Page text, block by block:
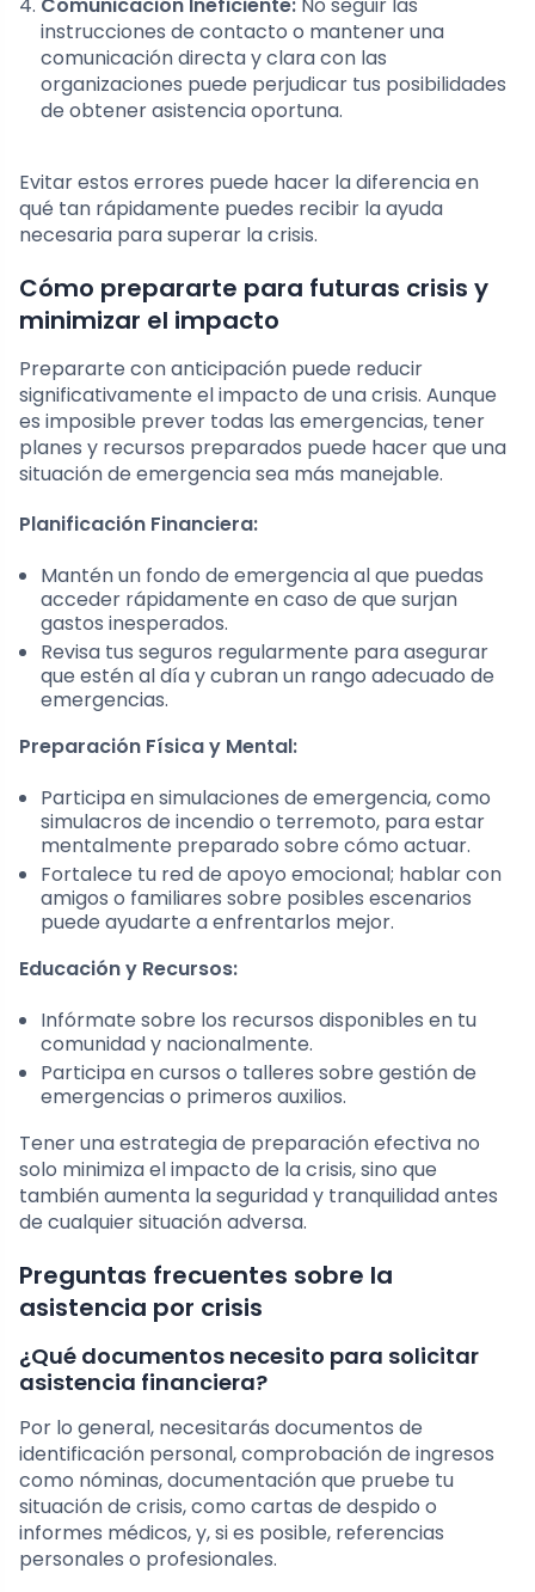
instrucciones de contacto o mantener una
comunicación directa y clara con las
organizaciones puede perjudicar tus posibilidades
de obtener asistencia oportuna.
Evitar estos errores puede hacer la diferencia en
qué tan rápidamente puedes recibir la ayuda
necesaria para superar la crisis.
Cómo prepararte para futuras crisis y
minimizar el impacto
Prepararte con anticipación puede reducir
significativamente el impacto de una crisis. Aunque
es imposible prever todas las emergencias, tener
planes y recursos preparados puede hacer que una
situación de emergencia sea más manejable.
Planificación Financiera:
Mantén un fondo de emergencia al que puedas
acceder rápidamente en caso de que surjan
gastos inesperados.
Revisa tus seguros regularmente para asegurar
que estén al día y cubran un rango adecuado de
emergencias.
Preparación Física y Mental:
Participa en simulaciones de emergencia, como
simulacros de incendio o terremoto, para estar
mentalmente preparado sobre cómo actuar.
Fortalece tu red de apoyo emocional; hablar con
amigos o familiares sobre posibles escenarios
puede ayudarte a enfrentarlos mejor.
Educación y Recursos:
Infórmate sobre los recursos disponibles en tu
comunidad y nacionalmente.
Participa en cursos o talleres sobre gestión de
emergencias o primeros auxilios.
Tener una estrategia de preparación efectiva no
solo minimiza el impacto de la crisis, sino que
también aumenta la seguridad y tranquilidad antes
de cualquier situación adversa.
Preguntas frecuentes sobre la
asistencia por crisis
¿Qué documentos necesito para solicitar
asistencia financiera?
Por lo general, necesitarás documentos de
identificación personal, comprobación de ingresos
como nóminas, documentación que pruebe tu
situación de crisis, como cartas de despido o
informes médicos, y, si es posible, referencias
personales o profesionales.